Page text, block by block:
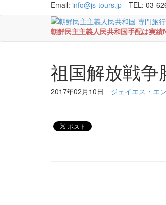
Email: info@js-tours.jp TEL: 03-
朝鮮民主主義人民共和国手配は実
祖国解放戦
2017年02月10日 ジェイエス・エ